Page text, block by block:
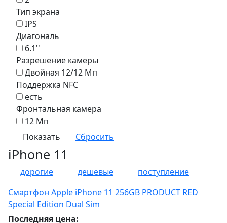
Тип экрана
IPS
Диагональ
6.1''
Разрешение камеры
Двойная 12/12 Мп
Поддержка NFC
есть
Фронтальная камера
12 Мп
iPhone 11
дорогие дешевые
поступление
Смартфон Apple iPhone 11 256GB PRODUCT RED
Special Edition Dual Sim
Последняя цена: